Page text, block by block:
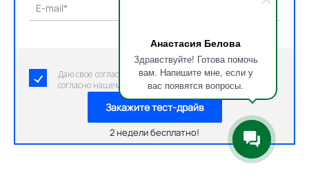
Анастасия Белова
Здравствуйте! Готова помочь
вам. Напишите мне, если у
вас появятся вопросы.
E-mail*
Даю свое согласие на обработку персональных данных
согласно нашему пользовательскому соглашению.
Закажите тест-драйв
2 недели бесплатно!